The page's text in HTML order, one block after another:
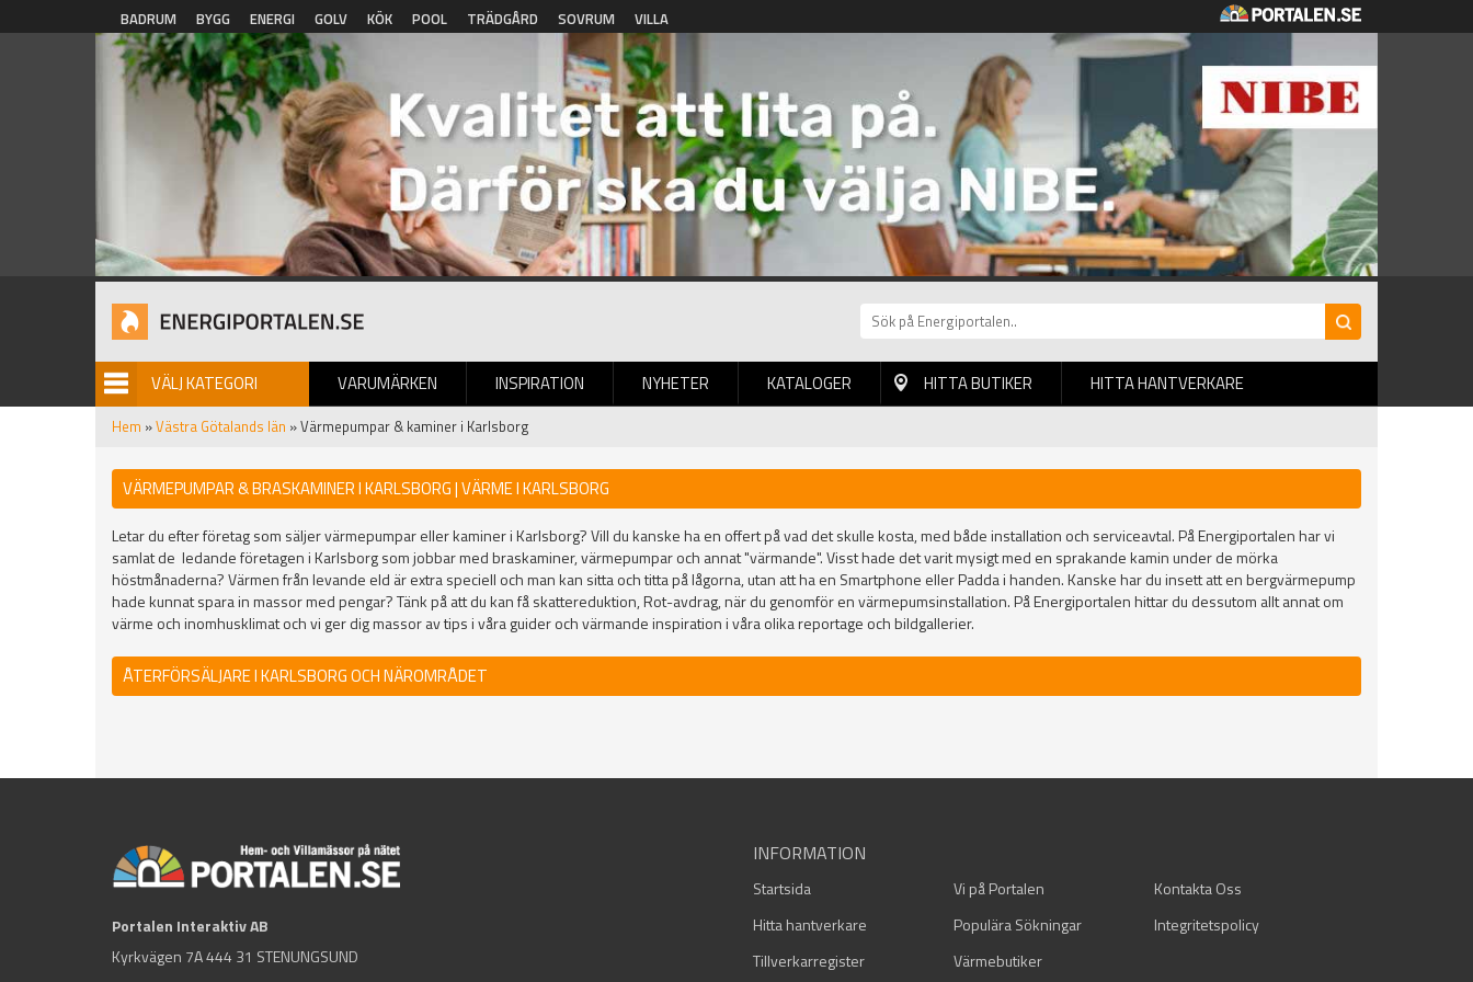
Hoppa till huvudinnehåll
BADRUM BYGG ENERGI GOLV KÖK POOL TRÄDGÅRD SOVRUM VILLA
VÄLJ KATEGORI VARUMÄRKEN INSPIRATION NYHETER
BILDGALLERI KATALOGER HITTA BUTIKER HITTA HANTVERKARE
Hem »Västra Götalands län » Värmepumpar & kaminer i Karlsborg
VÄRMEPUMPAR & BRASKAMINER I KARLSBORG | VÄRME I KARLSBORG
Letar du efter företag som säljer värmepumpar eller kaminer i Karlsborg? Vill du kanske ha en offert på vad det skulle kosta, med både installation och serviceavtal. På Energiportalen har vi
samlat de ledande företagen i Karlsborg som jobbar med braskaminer, värmepumpar och annat "värmande". Visst hade det varit mysigt med en sprakande kamin under de mörka
höstmånaderna? Värmen från levande eld är extra speciell och man kan sitta och titta på lågorna, utan att ha en Smartphone eller Padda i handen. Kanske har du insett att en bergvärmepump
hade kunnat spara in massor med pengar? Tänk på att du kan få skattereduktion, Rot-avdrag, när du genomför en värmepumsinstallation. På Energiportalen hittar du dessutom allt annat om
värme och inomhusklimat och vi ger dig massor av tips i våra guider och värmande inspiration i våra olika reportage och bildgallerier.
ÅTERFÖRSÄLJARE I KARLSBORG OCH NÄROMRÅDET
Portalen Interaktiv AB
Kyrkvägen 7A 444 31 STENUNGSUND
INFORMATION
Startsida Vi på Portalen
Kontakta Oss
Hitta hantverkare
Populära Sökningar
Integritetspolicy
Tillverkarregister
Värmebutiker